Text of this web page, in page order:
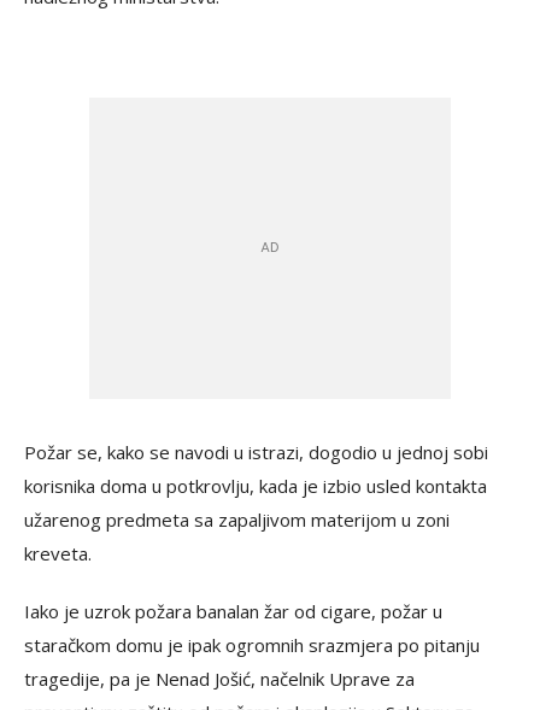
Požar se, kako se navodi u istrazi, dogodio u jednoj sobi
korisnika doma u potkrovlju, kada je izbio usled kontakta
užarenog predmeta sa zapaljivom materijom u zoni
kreveta.
Iako je uzrok požara banalan žar od cigare, požar u
staračkom domu je ipak ogromnih srazmjera po pitanju
tragedije, pa je Nenad Jošić, načelnik Uprave za